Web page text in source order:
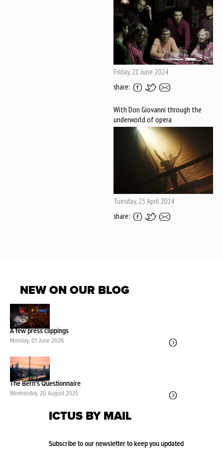
Friday, 21 June 2024
share:
With Don Giovanni through the
underworld of opera
Tuesday, 23 April 2024
share:
NEW ON OUR BLOG
A few press clippings
Monday, 01 June 2026
The Bern's Questionnaire
Wednesday, 20 August 2025
ICTUS BY MAIL
Subscribe to our newsletter to keep you updated